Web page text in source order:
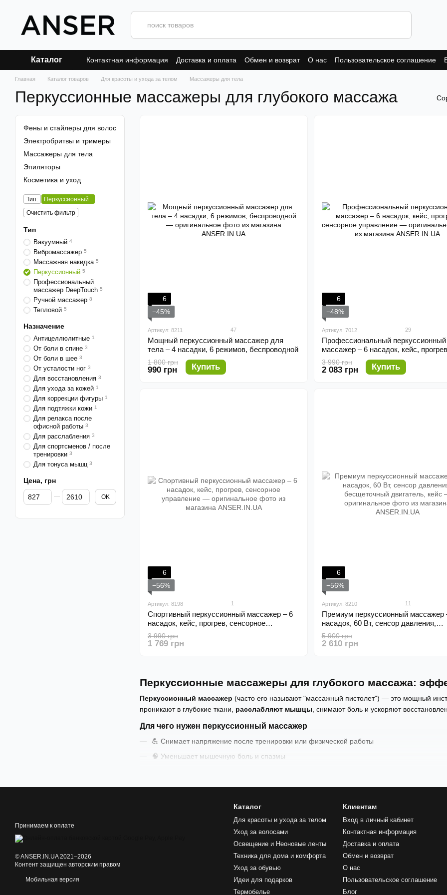
Каталог Контактная информация Доставка и оплата Обмен и возврат О нас Пользовательское соглашение
Главная Каталог товаров Для красоты и ухода за телом Массажеры для тела
Перкуссионные массажеры для глубокого массажа
Перкуссионные массажеры для глубокого массажа:
Перкуссионный массажер (часто его называют "массажный пистолет") — это мощный
проникают в глубокие ткани, расслабляют мышцы , снимают боль и ускоряют
Для чего нужен перкуссионный массажер
💪 Снимает напряжение после тренировки или физической работы
🧠 Уменьшает мышечную боль и спазмы
🩸 Улучшает кровообращение и лимфоток
Кому подходит перкуссионный массажер
Спортсменам и тренерам
Людям с сидячей работой и хроническим напряжением в спине
Тренерам, массажистам, реабилитологам
Всем, кто хочет быстро снять боль и усталость в мышцах
6
−45%
Артикул: 8211 47
Мощный перкуссионный массажер для
тела – 4 насадки, 6 режимов, беспроводной
1 800 грн
990 грн Купить
6
−48%
Артикул: 7012 29
Профессиональный перкуссионный
массажер – 6 насадок, кейс,
сенсорное управление
3 990 грн
2 083 грн Купить
6
−56%
Артикул: 8198 1
Спортивный перкуссионный массажер – 6
насадок, кейс, прогрев, сенсорное
управление
3 990 грн
1 769 грн
6
−56%
Артикул: 8210 11
Премиум перкуссионный массажер
насадок, 60 Вт, сенсор давления,
бесщеточный двигатель, кейс
5 900 грн
2 610 грн
Фены и стайлеры для волос
Электробритвы и тримеры
Массажеры для тела
Эпиляторы
Косметика и уход
Тип:
Перкуссионный
Очистить фильтр
Тип
Вакуумный 4
Вибромассажер 5
Массажная накидка 5
Перкуссионный 5
Профессиональный
массажер DeepTouch 5
Ручной массажер 8
Тепловой 5
Назначение
Антицеллюлитные 1
От боли в спине 3
От боли в шее 3
От усталости ног 3
Для восстановления 3
Для ухода за кожей 1
Для коррекции фигуры 1
Для подтяжки кожи 1
Для релакса после
офисной работы 3
Для расслабления 3
Для спортсменов / после
тренировки 3
Для тонуса мышц 3
Цена, грн
От Цена, грн
До Цена, грн OK
Принимаем к оплате
© ANSER.IN.UA 2021–2026
Контент защищен авторским правом
Мобильная версия
Каталог
Для красоты и ухода за телом
Уход за волосами
Освещение и Неоновые ленты
Техника для дома и комфорта
Уход за обувью
Идеи для подарков
Термобелье
Клиентам
Вход в личный кабинет
Контактная информация
Доставка и оплата
Обмен и возврат
О нас
Пользовательское соглашение
Блог